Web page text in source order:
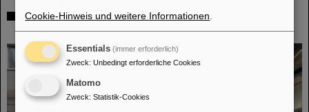
Hochrangige französische Delegation besucht
GSI/FAIR
Cookie-Hinweis und weitere Informationen
Essentials (immer erforderlich)
Zweck: Unbedingt erforderliche Cookies
Matomo
Zweck: Statistik-Cookies